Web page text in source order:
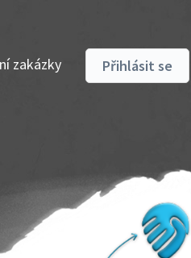
zakázky Přihlásit se